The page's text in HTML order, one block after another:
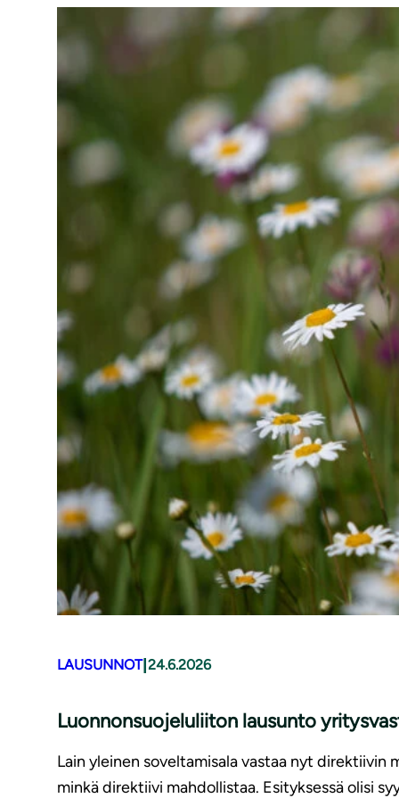
LAUSUNNOT| 24.6.2026
Luonnonsuojeluliiton lausunto
Lain yleinen soveltamisala vastaa nyt direktiivin
minkä direktiivi mahdollistaa. Esityksessä olisi